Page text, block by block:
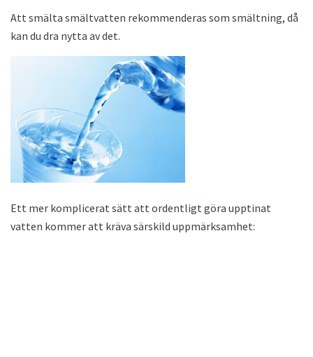
Att smälta smältvatten rekommenderas som smältning, då
kan du dra nytta av det.
Ett mer komplicerat sätt att ordentligt göra upptinat
vatten kommer att kräva särskild uppmärksamhet: